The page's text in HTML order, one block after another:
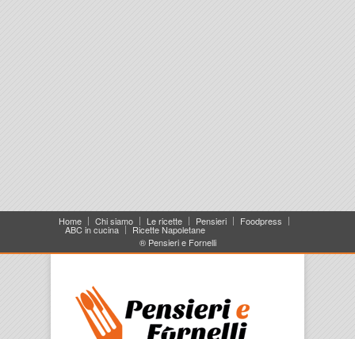
Home Chi siamo Le ricette Pensieri Foodpress
ABC in cucina
Ricette Napoletane
® Pensieri e Fornelli